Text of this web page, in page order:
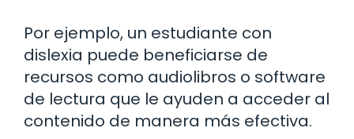
Por ejemplo, un estudiante con
dislexia puede beneficiarse de
recursos como audiolibros o software
de lectura que le ayuden a acceder al
contenido de manera más efectiva.